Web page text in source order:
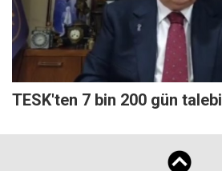
TESK'ten 7 bin 200 gün talebi